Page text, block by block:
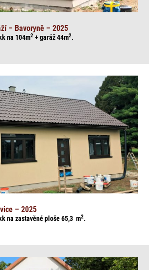
– Bavoryně – 2025
na 104m2 + garáž 44m2.
– 2025
na zastavěné ploše 65,3m2.